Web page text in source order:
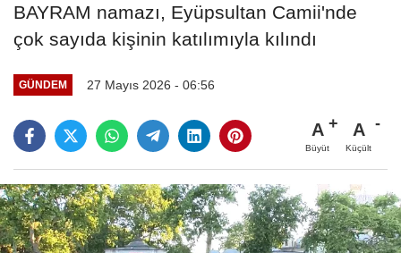
BAYRAM namazı, Eyüpsultan Camii'nde
çok sayıda kişinin katılımıyla kılındı
GÜNDEM 27 Mayıs 2026 - 06:56
A
Büyüt
A
Küçült